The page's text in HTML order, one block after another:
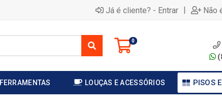
Já é cliente? - Entrar | Não
0
FERRAMENTAS LOUÇAS E ACESSÓRIOS PISOS